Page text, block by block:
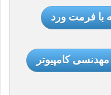
با فرمت ورد
کامپیوتر